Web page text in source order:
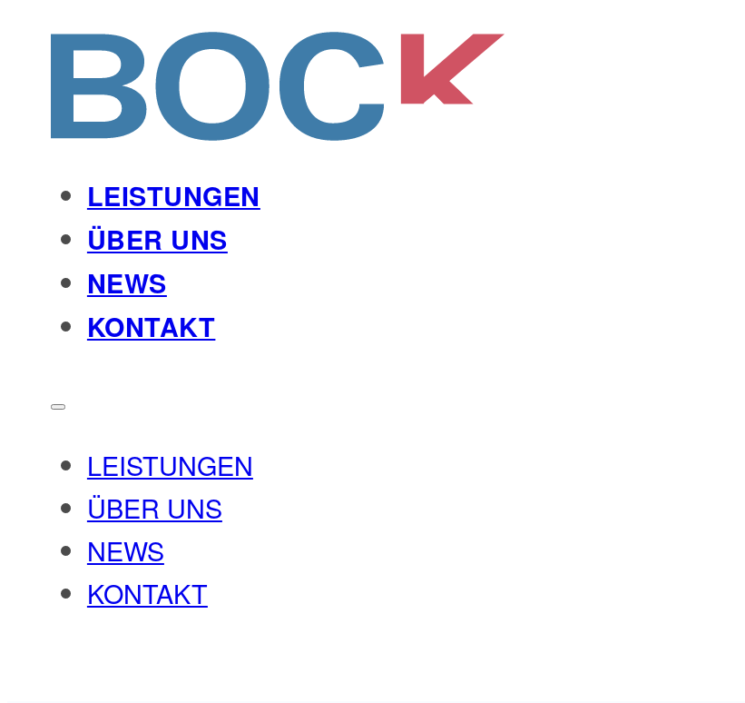
LEISTUNGEN
ÜBER UNS
NEWS
KONTAKT
LEISTUNGEN
ÜBER UNS
NEWS
KONTAKT